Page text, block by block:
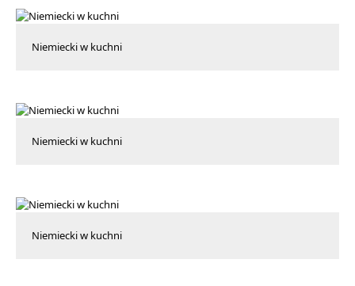
Niemiecki w kuchni
Niemiecki w kuchni
Niemiecki w kuchni